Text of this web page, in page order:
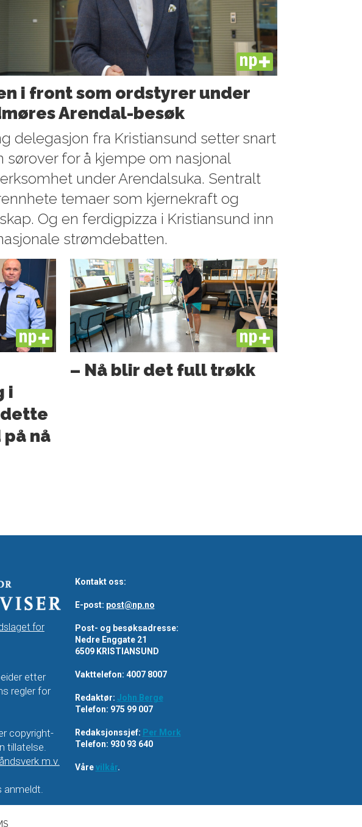
PLUS
i front som ordstyrer under
Arendal-besøk
delegasjon fra Kristiansund setter snart
sørover for å kjempe om nasjonal
under Arendalsuka. Sentralt
temaer som kjernekraft og
Og en ferdigpizza i Kristiansund inn
strømdebatten.
PLUS
i
dette
nå
PLUS
– Nå blir det full trøkk
for
etter
regler for
copyright-
tillatelse.
m.v.
Kontakt oss:
E-post: post@np.no
Post- og besøksadresse:
Nedre Enggate 21
6509 KRISTIANSUND
Vakttelefon: 4007 8007
Redaktør: John Berge
Telefon: 975 99 007
Redaksjonssjef: Per Mork
Telefon: 930 93 640
Vårevilkår.